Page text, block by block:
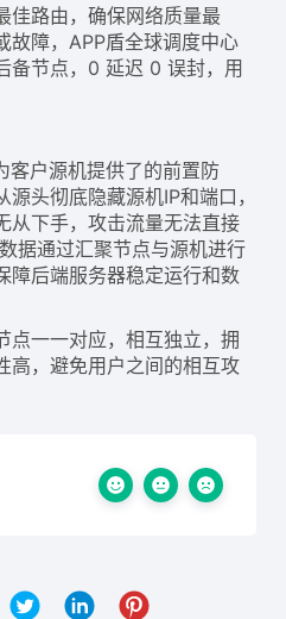
佳路由，确保网络质量最
故障，APP盾全球调度中心
备节点，0 延迟 0 误封，用
客户源机提供了的前置防
头彻底隐藏源机IP和端口，
从下手，攻击流量无法直接
据通过汇聚节点与源机进行
障后端服务器稳定运行和数
点一一对应，相互独立，拥
高，避免用户之间的相互攻